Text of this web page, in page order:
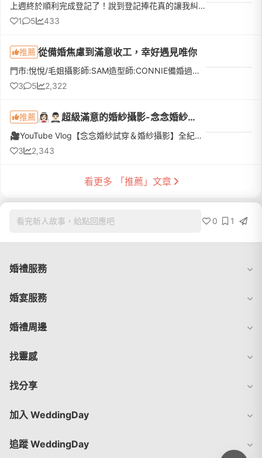
上週終於順利完成登記了！說到登記捧花真的讓我糾結一陣子。一開始先生覺得去戶政事務所拍個照，找間花店買束鮮花就好。但我去問了幾間稍微有設計感的，報價都要兩三千塊。想到最近天氣這麼熱，鮮花拿在手上拍完大概...
1
5 433
推薦 從備婚焦慮到滿意收工，幸好遇見唯你
門市:悅悅/毛姐攝影師:SAM造型師:CONNIE備婚過程中，我最在意的就是婚紗照，因此前前後後諮詢了將近 10 家婚紗工作室，而唯你是我們倒數第三家諮詢的店家。當天一進門，毛姐就非常熱情地接待我們，仔細介紹各種方案...
3
5 2,322
推薦 👰🏻‍♀️🤵🏻‍♂️超級滿意的婚紗攝影-念念婚紗🥹💍
🎥YouTube Vlog【念念婚紗試穿＆婚紗攝影】全紀錄https://www.youtube.com/watch?v=UPo1x-mkmsA首先我們想先感謝念念婚紗給我們一場這麼完美的拍攝體驗💕 整個團隊在每個細節上都非常專業又細心，無論是挑選婚紗，還是...
3
2,343
看更多 「推薦」文章
看完新人故事，給點回應吧 0 1
婚禮服務
婚宴服務
婚禮周邊
找靈感
找分享
加入 WeddingDay
追蹤 WeddingDay